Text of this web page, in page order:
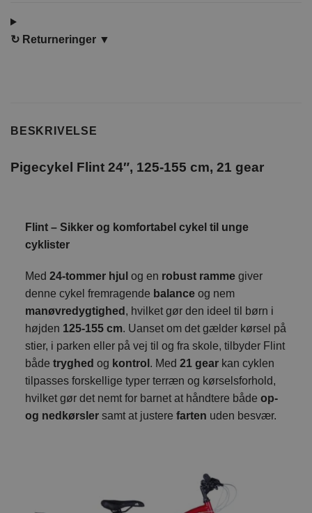
↻ Returneringer ▼
BESKRIVELSE
Pigecykel Flint 24″, 125-155 cm, 21 gear
Flint – Sikker og komfortabel cykel til unge
cyklister
Med 24-tommer hjul og en robust rammegiver
denne cykel fremragende balanceog nem
manøvredygtighed , hvilket gør den ideel til børn i
højden 125-155 cm. Uanset om det gælder kørsel på
stier, i parken eller på vej til og fra skole, tilbyder Flint
både tryghed og kontrol . Med 21 gearkan cyklen
tilpasses forskellige typer terræn og kørselsforhold,
hvilket gør det nemt for barnet at håndtere både op-
og nedkørslersamt at justere farten uden besvær.